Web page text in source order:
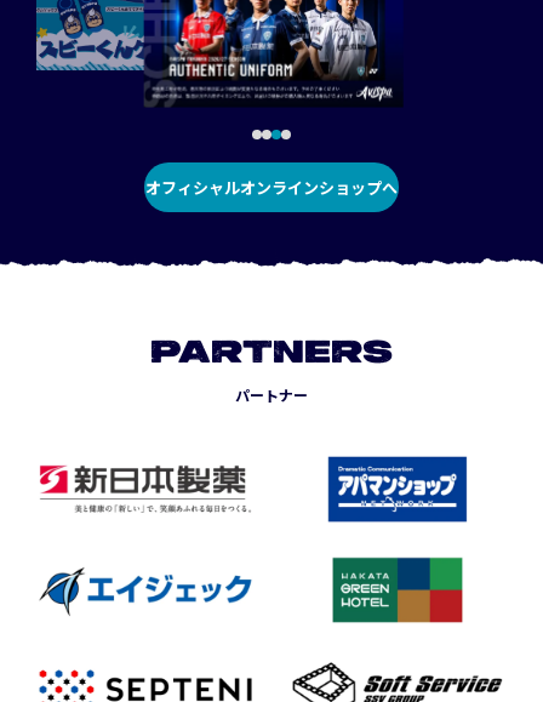
オフィシャルオンラインショップへ
PARTNERS
パートナー